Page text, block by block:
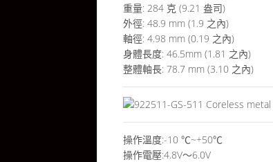
重量: 284 克 (9.21 盎司)
外徑: 48.9 mm (1.9 之內)
軸徑: 4.98 mm (0.19 之內)
身體長度: 46.5mm (1.81 之內)
整體軸長: 78.7 mm (3.10 之內)
操作溫度:-10 ℃~+50℃
操作電壓:4.8V～6.0V